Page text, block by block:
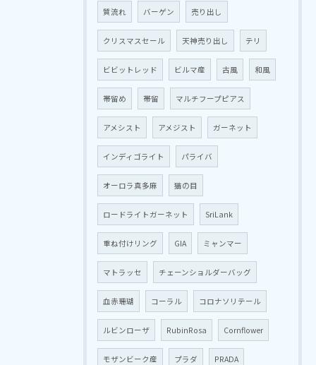
質流れ バーゲン 売り出し
クリスマスセール 天神売り出し テリ
ビビットレッド ビルマ産 古風 和風
帯留め 帯留 マルチフープピアス
アメシスト アメジスト ガーネット
インディゴライト パライバ
オーロラ真多麻 猫の目
ロードライトガーネット SriLank
重ね付けリング GIA ミャンマー
マトラッセ チェーンショルダーバッグ
血赤珊瑚 コーラル コロナソリテール
ルビンローザ RubinRosa Cornflower
モザンビーク産 プラダ PRADA